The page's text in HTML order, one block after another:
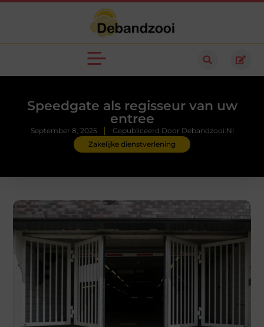
Speedgate als regisseur van uw
entree
Zakelijke dienstverlening
September 8, 2025 Gepubliceerd Door Debandzooi.nl